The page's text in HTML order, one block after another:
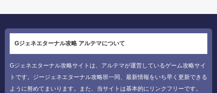
Gジェネエターナル攻略 アルテマについて
Gジェネエターナル攻略サイトは、アルテマが運営しているゲーム攻略サイ
トです。ジージェネエターナル攻略班一同、最新情報をいち早く更新できる
ように努めてまいります。また、当サイトは基本的にリンクフリーです。